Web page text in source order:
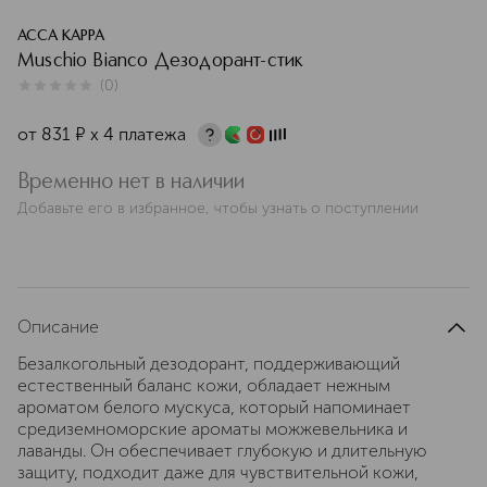
ACCA KAPPA
Muschio Bianco Дезодорант-стик
(0)
от 831 ¤ х 4 платежа
Временно нет в наличии
Добавьте его в избранное, чтобы узнать о поступлении
Описание
Безалкогольный дезодорант, поддерживающий
естественный баланс кожи, обладает нежным
ароматом белого мускуса, который напоминает
средиземноморские ароматы можжевельника и
лаванды. Он обеспечивает глубокую и длительную
защиту, подходит даже для чувствительной кожи,